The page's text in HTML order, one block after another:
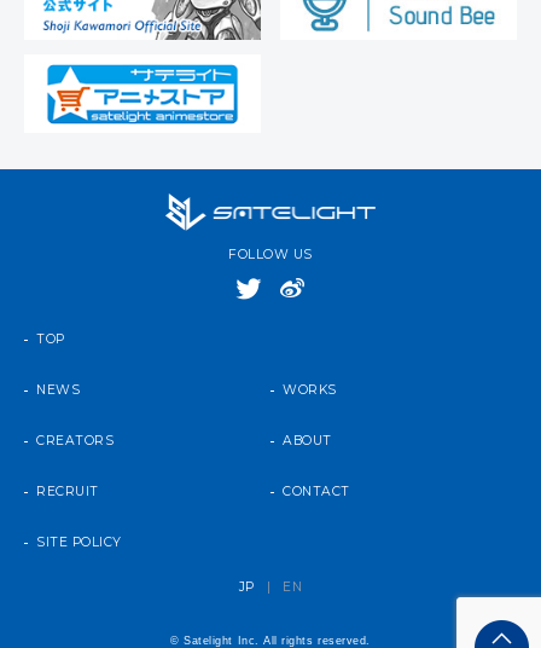
FOLLOW US
TOP
NEWS WORKS
CREATORS ABOUT
RECRUIT CONTACT
SITE POLICY
JP | EN
© Satelight Inc. All rights reserved.